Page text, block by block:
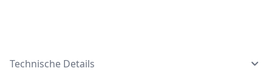
Technische Details